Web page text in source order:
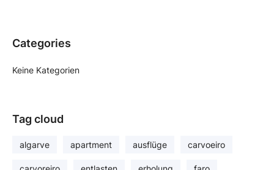
Categories
Keine Kategorien
Tag cloud
algarve apartment ausflüge carvoeiro